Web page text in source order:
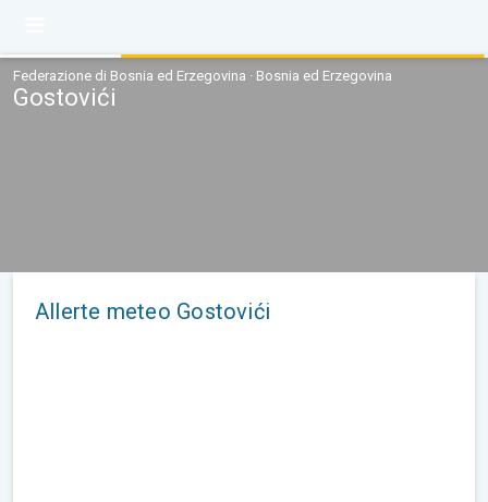
Federazione di Bosnia ed Erzegovina · Bosnia ed Erzegovina
Gostovići
Allerte meteo Gostovići